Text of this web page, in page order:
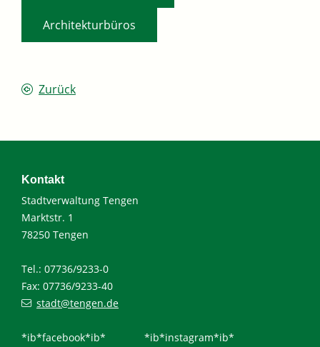
Architekturbüros
Zurück
Kontakt
Stadtverwaltung Tengen
Marktstr. 1
78250 Tengen
Tel.: 07736/9233-0
Fax: 07736/9233-40
stadt@tengen.de
*ib*facebook*ib*
*ib*instagram*ib*